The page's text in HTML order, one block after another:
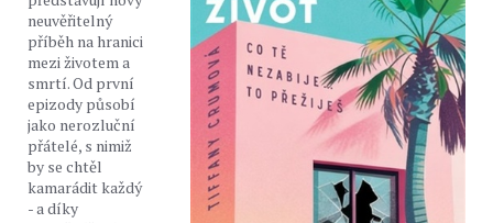
neuvěřitelný
příběh na hranici
mezi životem a
smrtí. Od první
epizody působí
jako nerozluční
přátelé, s nimiž
by se chtěl
kamarádit každý
- a díky